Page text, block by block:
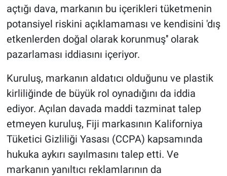
açtığı dava, markanın bu içerikleri tüketmenin
potansiyel riskini açıklamaması ve kendisini 'dış
etkenlerden doğal olarak korunmuş'' olarak
pazarlaması iddiasını içeriyor.
Kuruluş, markanın aldatıcı olduğunu ve plastik
kirliliğinde de büyük rol oynadığını da iddia
ediyor. Açılan davada maddi tazminat talep
etmeyen kuruluş, Fiji markasının Kaliforniya
Tüketici Gizliliği Yasası (CCPA) kapsamında
hukuka aykırı sayılmasını talep etti. Ve
markanın yanıltıcı reklamlarının da